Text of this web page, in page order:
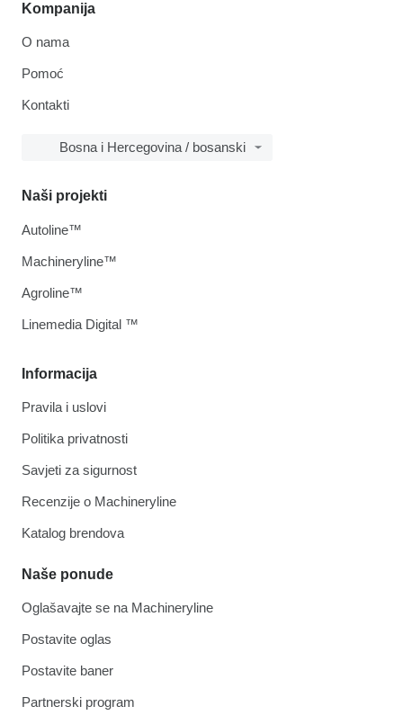
Kompanija
O nama
Pomoć
Kontakti
Bosna i Hercegovina / bosanski
Informacija
Pravila i uslovi
Politika privatnosti
Savjeti za sigurnost
Recenzije o Machineryline
Katalog brendova
Naše ponude
Oglašavajte se na Machineryline
Postavite oglas
Postavite baner
Partnerski program
Naši projekti
Autoline™
Machineryline™
Agroline™
Linemedia Digital ™